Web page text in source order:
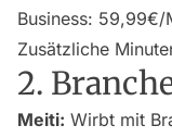
Business: 59,99€/
Zusätzliche
2.
Meiti: Wirbt mit